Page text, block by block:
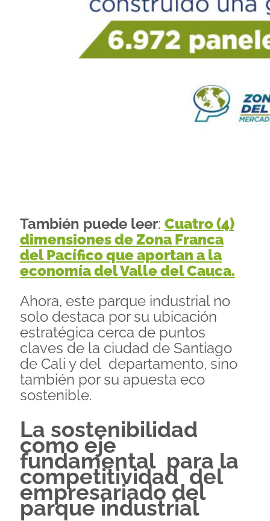
También puede leer: Cuatro (4)
dimensiones de Zona Franca
del Pacífico que aportan a la
economía del Valle del Cauca.
Ahora, este parque industrial no
solo destaca por su ubicación
estratégica cerca de puntos
claves de la ciudad de Santiago
de Cali y del departamento, sino
también por su apuesta eco
sostenible.
La sostenibilidad
como eje
fundamental para la
competitividad del
empresariado del
parque industrial